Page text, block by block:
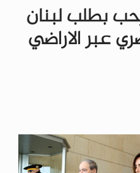
بطلب لبنان
عبر الاراضي